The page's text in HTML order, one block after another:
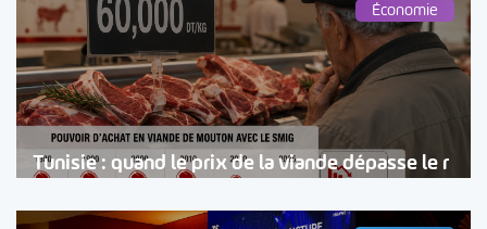
Économie
Tunisie : quand le prix de la viande dépasse le r